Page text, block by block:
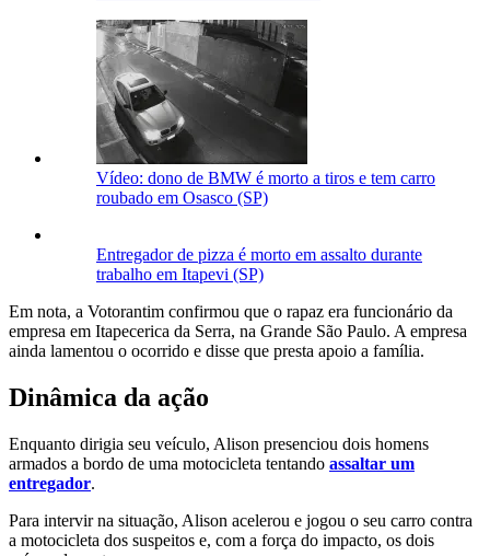
Vídeo: dono de BMW é morto a tiros e tem carro
roubado em Osasco (SP)
Entregador de pizza é morto em assalto durante
trabalho em Itapevi (SP)
Em nota, a Votorantim confirmou que o rapaz era funcionário da
empresa em Itapecerica da Serra, na Grande São Paulo. A empresa
ainda lamentou o ocorrido e disse que presta apoio a família.
Dinâmica da ação
Enquanto dirigia seu veículo, Alison presenciou dois homens
armados a bordo de uma motocicleta tentando assaltar um
entregador.
Para intervir na situação, Alison acelerou e jogou o seu carro contra
a motocicleta dos suspeitos e, com a força do impacto, os dois